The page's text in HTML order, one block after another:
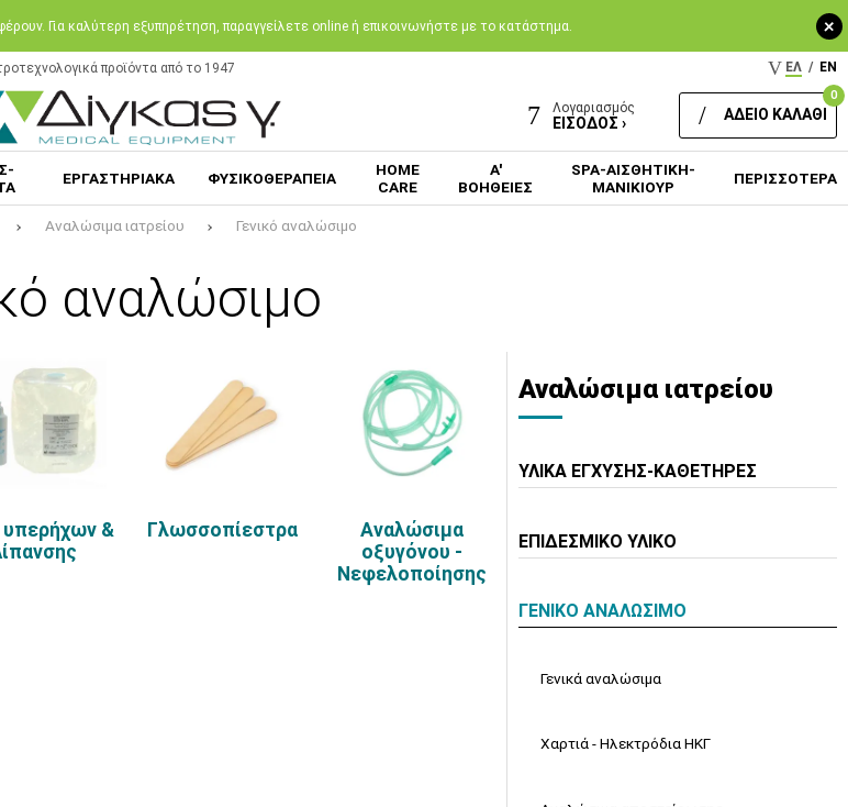
+
Για καλύτερη εξυπηρέτηση, παραγγείλετε online ή επικοινωνήστε με το κατάστημα.
προϊόντα από το 1947 ΕΛ / EN
Λογαριασμός
ΕΙΣΟΔΟΣ ›
0
ΑΔΕΙΟ ΚΑΛΑΘΙ
ΕΡΓΑΣΤΗΡΙΑΚΑ ΦΥΣΙΚΟΘΕΡΑΠΕΙΑ
HOME
CARE
Α'
ΒΟΗΘΕΙΕΣ
SPA-ΑΙΣΘΗΤΙΚΗ-
ΜΑΝΙΚΙΟΥΡ
ΠΕΡΙΣΣΟΤΕΡΑ
Αναλώσιμα ιατρείου Γενικό αναλώσιμο
αναλώσιμο
υπερήχων &
Γλωσσοπίεστρα
Αναλώσιμα
οξυγόνου -
Νεφελοποίησης
Αναλώσιμα ιατρείου
ΥΛΙΚΑ ΕΓΧΥΣΗΣ-ΚΑΘΕΤΗΡΕΣ
ΕΠΙΔΕΣΜΙΚΟ ΥΛΙΚΟ
ΓΕΝΙΚΟ ΑΝΑΛΩΣΙΜΟ
Γενικά αναλώσιμα
Χαρτιά - Ηλεκτρόδια ΗΚΓ